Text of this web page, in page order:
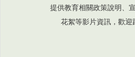
提供教育相關政策說明、
花絮等影片資訊，歡迎